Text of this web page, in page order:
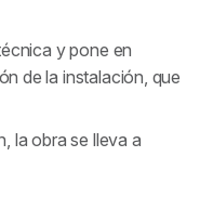
y pone en
de la instalación, que
la obra se lleva a